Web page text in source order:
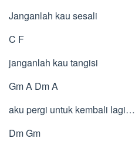
Janganlah kau sesali
C F
janganlah kau tangisi
Gm A Dm A
aku pergi untuk kembali lagi…
Dm Gm